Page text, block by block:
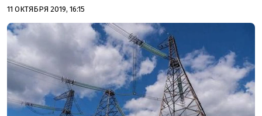
11 ОКТЯБРЯ 2019, 16:15